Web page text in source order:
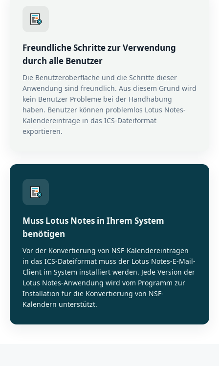
Freundliche Schritte zur Verwendung
durch alle Benutzer
Die Benutzeroberfläche und die Schritte dieser
Anwendung sind freundlich. Aus diesem Grund wird
kein Benutzer Probleme bei der Handhabung
haben. Benutzer können problemlos Lotus Notes-
Kalendereinträge in das ICS-Dateiformat
exportieren.
Muss Lotus Notes in Ihrem System
benötigen
Vor der Konvertierung von NSF-Kalendereinträgen
in das ICS-Dateiformat muss der Lotus Notes-E-Mail-
Client im System installiert werden. Jede Version der
Lotus Notes-Anwendung wird vom Programm zur
Installation für die Konvertierung von NSF-
Kalendern unterstützt.